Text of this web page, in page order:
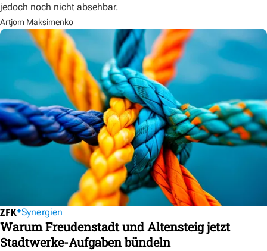
jedoch noch nicht absehbar.
Artjom Maksimenko
Synergien
Warum Freudenstadt und Altensteig jetzt
Stadtwerke-Aufgaben bündeln